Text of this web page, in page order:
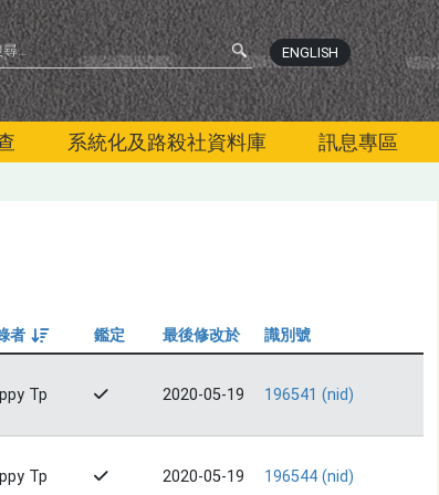
ENGLISH
系統化及路殺社資料庫 訊息專區
者
由大到小
鑑定 最後修改於
識別號
Tp 2020-05-19 196541 (nid)
Tp 2020-05-19 196544 (nid)